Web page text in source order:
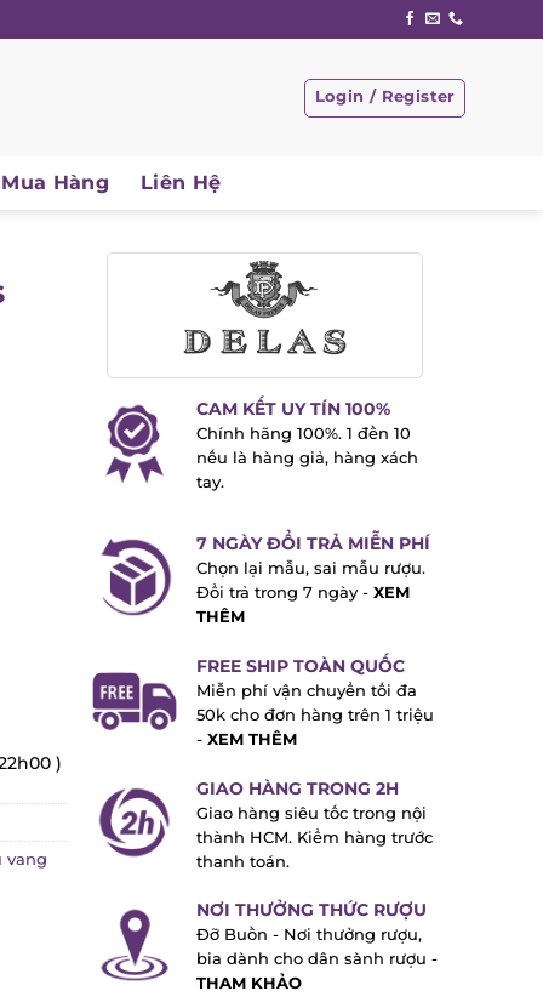
Login / Register
Mua Hàng Liên Hệ
)
CAM KẾT UY TÍN 100%
Chính hãng 100%. 1 đền 10
nếu là hàng giả, hàng xách
tay.
7 NGÀY ĐỔI TRẢ MIỄN PHÍ
Chọn lại mẫu, sai mẫu rượu.
Đổi trả trong 7 ngày -XEM
THÊM
FREE SHIP TOÀN QUỐC
Miễn phí vận chuyển tối đa
50k cho đơn hàng trên 1 triệu
XEM THÊM
GIAO HÀNG TRONG 2H
Giao hàng siêu tốc trong nội
thành HCM. Kiểm hàng trước
thanh toán.
NƠI THƯỞNG THỨC RƯỢU
Đỡ Buồn - Nơi thưởng rượu,
bia dành cho dân sành rượu -
THAM KHẢO